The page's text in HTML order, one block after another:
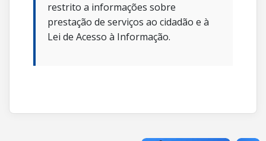
restrito a informações sobre
prestação de serviços ao cidadão e à
Lei de Acesso à Informação.